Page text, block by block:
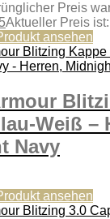
Preis
Aktueller Preis
ansehen
Weiß –
Navy
ansehen